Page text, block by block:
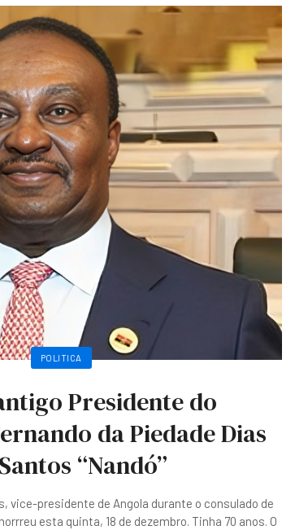
POLITICA
Presidente do
da Piedade Dias
“Nandó”
vice-presidente de Angola durante o consulado de
esta quinta, 18 de dezembro. Tinha 70 anos. O